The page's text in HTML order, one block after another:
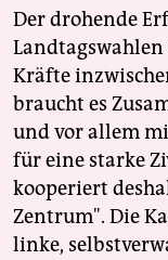
Der drohende
Kräfte
braucht es
und vor allem
für eine starke
kooperiert
Zentrum". Die
linke,